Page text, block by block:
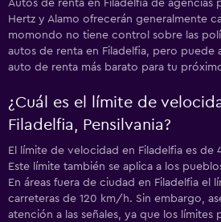
Autos de renta en Filadelfia de agencias
Hertz y Alamo ofrecerán generalmente
momondo no tiene control sobre las
autos de renta en Filadelfia, pero puede
auto de renta más barato para tu
¿Cuál es el límite de
Filadelfia, Pensilvania?
El límite de velocidad en Filadelfia es
Este límite también se aplica a los
En áreas fuera de ciudad en Filadelfia el
carreteras de 120 km/h. Sin embargo,
atención a las señales, ya que los límites